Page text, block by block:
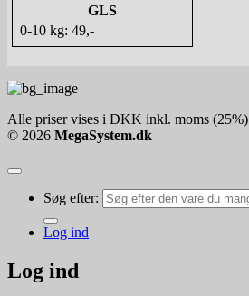
GLS
0-10 kg: 49,-
Alle priser vises i DKK inkl. moms (25%)
© 2026 MegaSystem.dk
Søg efter:
Log ind
Log ind